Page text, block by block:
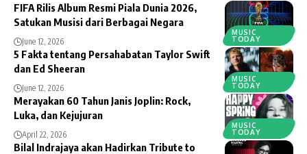
MUSIC
TODAY
FIFA Rilis Album Resmi Piala Dunia 2026,
Satukan Musisi dari Berbagai Negara
June 12, 2026
MUSIC
TODAY
5 Fakta tentang Persahabatan Taylor Swift
dan Ed Sheeran
June 12, 2026
MUSIC
TODAY
Merayakan 60 Tahun Janis Joplin: Rock,
Luka, dan Kejujuran
April 22, 2026
Bilal Indrajaya akan Hadirkan Tribute to